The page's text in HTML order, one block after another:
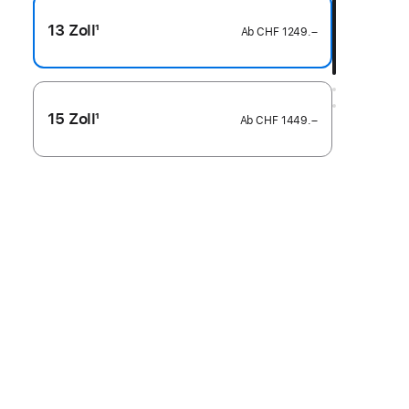
13 Zoll1 AbCHF 1249.–
15 Zoll1 AbCHF 1449.–